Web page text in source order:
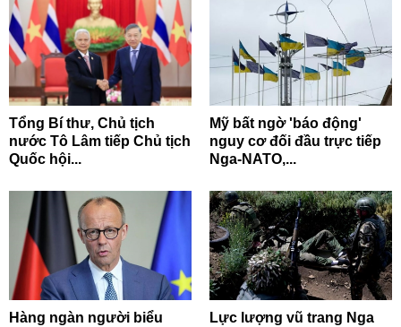
Tổng Bí thư, Chủ tịch
nước Tô Lâm tiếp Chủ tịch
Quốc hội...
Mỹ bất ngờ 'báo động'
nguy cơ đối đầu trực tiếp
Nga-NATO,...
Hàng ngàn người biểu
Lực lượng vũ trang Nga